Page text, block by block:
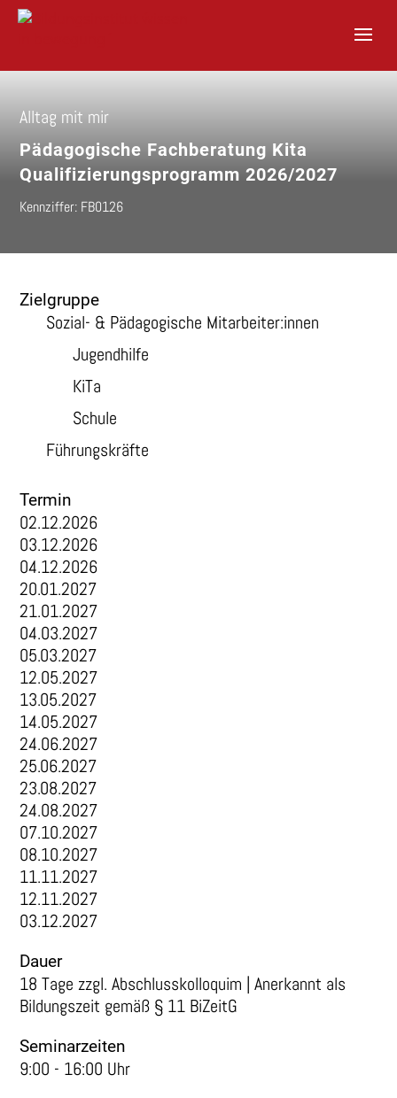
Alltag mit mir
Pädagogische Fachberatung Kita
Qualifizierungsprogramm 2026/2027
Kennziffer: FB0126
Zielgruppe
Sozial- & Pädagogische Mitarbeiter:innen
Jugendhilfe
KiTa
Führungskräfte
Schule
Termin
02.12.2026
03.12.2026
04.12.2026
20.01.2027
21.01.2027
04.03.2027
05.03.2027
12.05.2027
13.05.2027
14.05.2027
24.06.2027
25.06.2027
23.08.2027
24.08.2027
07.10.2027
08.10.2027
11.11.2027
12.11.2027
03.12.2027
Dauer
18 Tage zzgl. Abschlusskolloquim | Anerkannt als
Bildungszeit gemäß § 11 BiZeitG
Seminarzeiten
9:00 - 16:00 Uhr